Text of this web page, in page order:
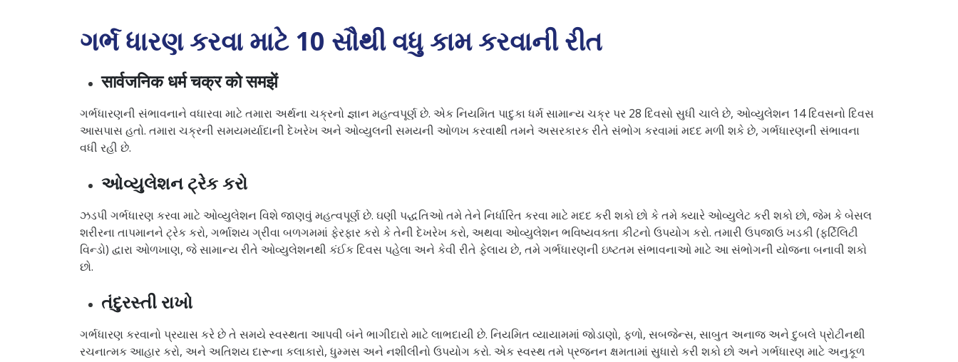
ગર્ભ ધારણ કરવા માટે 10 સૌથી વધુ કામ કરવાની રીત
सार्वजनिक धर्म चक्र को समझें
ગર્ભધારણની સંભાવનાને વધારવા માટે તમારા અર્થના ચક્રનો જ્ઞાન મહત્વપૂર્ણ છે. એક નિયમિત પાદુકા ધર્મ સામાન્ય ચક્ર પર 28 દિવસો સુધી ચાલે છે, ઓવ્યુલેશન 14 દિવસનો દિવસ
આસપાસ હતો. તમારા ચક્રની સમયમર્યાદાની દેખરેખ અને ઓવ્યુલની સમયની ઓળખ કરવાથી તમને અસરકારક રીતે સંભોગ કરવામાં મદદ મળી શકે છે, ગર્ભધારણની સંભાવના
વધી રહી છે.
ઓવ્યુલેશન ટ્રેક કરો
ઝડપી ગર્ભધારણ કરવા માટે ઓવ્યુલેશન વિશે જાણવું મહત્વપૂર્ણ છે. ઘણી પદ્ધતિઓ તમે તેને નિર્ધારિત કરવા માટે મદદ કરી શકો છો કે તમે ક્યારે ઓવ્યુલેટ કરી શકો છો, જેમ કે બેસલ
શરીરના તાપમાનને ટ્રેક કરો, ગર્ભાશય ગ્રીવા બળગમમાં ફેરફાર કરો કે તેની દેખરેખ કરો, અથવા ઓવ્યુલેશન ભવિષ્યવક્તા કીટનો ઉપયોગ કરો. તમારી ઉપજાઉ ખડકી (ફર્ટિલિટી
વિન્ડો) દ્વારા ઓળખાણ, જે સામાન્ય રીતે ઓવ્યુલેશનથી કંઈક દિવસ પહેલા અને કેવી રીતે ફેલાય છે, તમે ગર્ભધારણની ઇષ્ટતમ સંભાવનાઓ માટે આ સંભોગની યોજના બનાવી શકો
છો.
તંદુરસ્તી રાખો
ગર્ભધારણ કરવાનો પ્રયાસ કરે છે તે સમયે સ્વસ્થતા આપવી બંને ભાગીદારો માટે લાભદાયી છે. નિયમિત વ્યાયામમાં જોડાણો, ફળો, સબજેન્સ, સાબુત અનાજ અને દુબલે પ્રોટીનથી
રચનાત્મક આહાર કરો, અને અતિશય દારૂના કલાકારો, ધુમ્મસ અને નશીલીનો ઉપયોગ કરો. એક સ્વસ્થ તમે પ્રજનન ક્ષમતામાં સુધારો કરી શકો છો અને ગર્ભધારણ માટે અનુકૂળ